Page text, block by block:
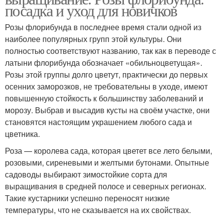
посадка и уход для новичков
Розы флорибунда в последнее время стали одной из
наиболее популярных групп этой культуры. Они
полностью соответствуют названию, так как в переводе с
латыни флорибунда обозначает «обильноцветущая».
Розы этой группы долго цветут, практически до первых
осенних заморозков, не требовательны в уходе, имеют
повышенную стойкость к большинству заболеваний и
морозу. Выбрав и высадив кусты на своём участке, они
становятся настоящим украшением любого сада и
цветника.
Роза — королева сада, которая цветет все лето белыми,
розовыми, сиреневыми и желтыми бутонами. Опытные
садоводы выбирают зимостойкие сорта для
выращивания в средней полосе и северных регионах.
Такие кустарники успешно переносят низкие
температуры, что не сказывается на их свойствах.